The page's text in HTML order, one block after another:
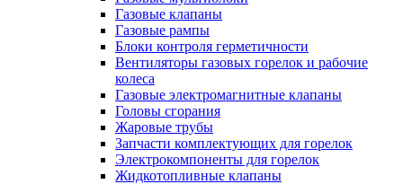
Газовые клапаны
Газовые рампы
Блоки контроля герметичности
Вентиляторы газовых горелок и рабочие
колеса
Газовые электромагнитные клапаны
Головы сгорания
Жаровые трубы
Запчасти комплектующих для горелок
Электрокомпоненты для горелок
Жидкотопливные клапаны